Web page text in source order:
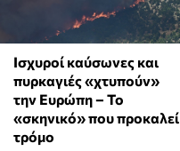
Ισχυροί καύσωνες και
πυρκαγιές «χτυπούν»
την Ευρώπη – Το
«σκηνικό» που προκαλεί
τρόμο